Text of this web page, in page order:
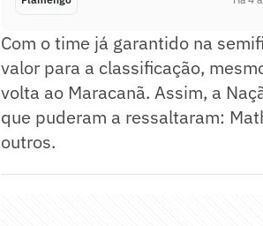
Com o time já garantido na
valor para a classificação,
volta ao Maracanã. Assim, a
que puderam a ressaltaram:
outros.